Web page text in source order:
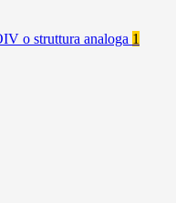
o struttura analoga 1